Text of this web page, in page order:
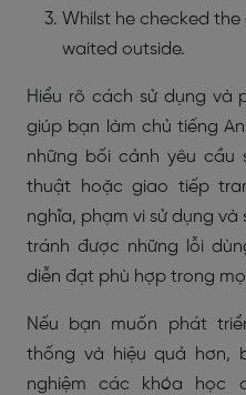
Whilst he checked
waited outside.
Hiểu rõ cách sử dụng và
giúp bạn làm chủ tiếng
những bối cảnh yêu cầu
thuật hoặc giao tiếp
nghĩa, phạm vi sử dụng
tránh được những lỗi
diễn đạt phù hợp trong
Nếu bạn muốn phát
thống và hiệu quả hơn,
nghiệm các khóa học